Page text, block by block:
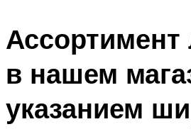
Ассортимент
в нашем
указанием